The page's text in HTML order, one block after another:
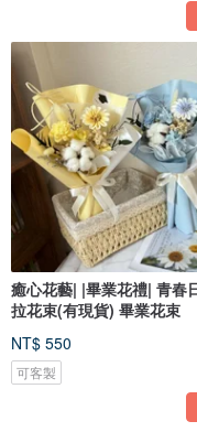
癒心花藝| |畢業花禮| 青春
拉花束(有現貨) 畢業花束
NT$ 550
可客製